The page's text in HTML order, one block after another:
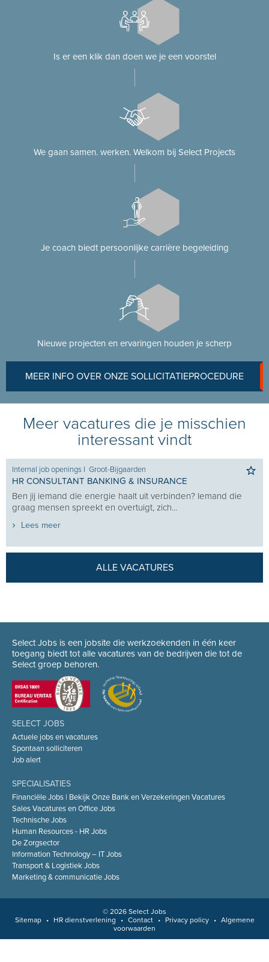
Is er een klik dan doen we je een voorstel
We gaan samen. werken. Welkom bij Select Projects
Je coach biedt persoonlijke carrière begeleiding
Nieuwe projecten en ervaringen houden je scherp
MEER INFO OVER ONZE SOLLICITATIEPROCEDURE
Meer vacatures die je misschien
interessant vindt
Internal job openings I Groot-Bijgaarden
HR CONSULTANT BANKING & INSURANCE
Ben jij iemand die energie haalt uit verbinden? Iemand die
graag mensen spreekt en overtuigt, zich...
Lees meer
ALLE VACATURES
Select Jobs is een jobsite die werkzoekenden in één keer
toegang biedt tot alle vacatures van de bedrijven die tot de
Select groep behoren.
SELECT JOBS
Actuele jobs en vacatures
Spontaan solliciteren
Job alert
SPECIALISATIES
Financiële Jobs | Bekijk Onze Bank en Verzekeringen Vacatures
Sales Vacatures en Office Jobs
Technische Jobs
Human Resources - HR Jobs
De Zorgsector
Information Technology – IT Jobs
Transport & Logistiek Jobs
Marketing & communicatie Jobs
© 2026 Select Jobs
Sitemap
• HR dienstverlening • Contact • Privacy policy •
Algemene
voorwaarden